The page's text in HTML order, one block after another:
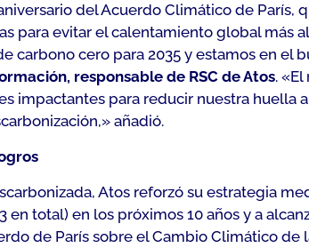
del Acuerdo Climático de
para evitar el calentamiento global más
carbono cero para 2035 y estamos en el
responsable de RSC de Atos.
impactantes para reducir nuestra
añadió.
Atos reforzó su estrategia
total) en los próximos 10 años y a
de París sobre el Cambio Climático